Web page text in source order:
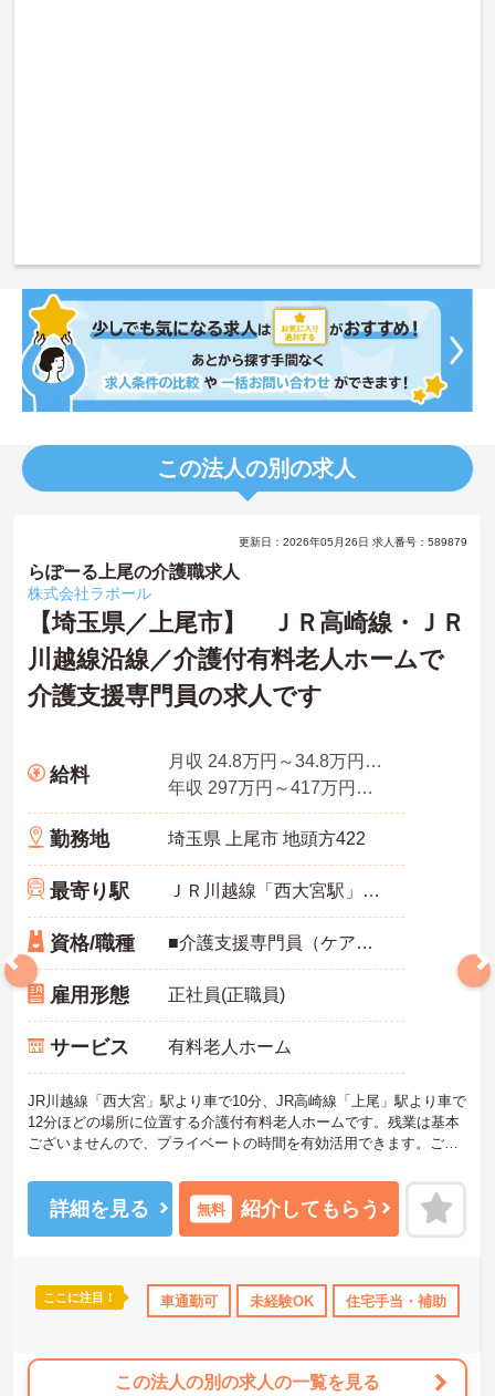
この法人の別の求人
休日110日以上 産休･育休･介護休暇取得実績あり 高収入
更新日：2026年05月26日 求人番号：589879
らぽーる上尾の介護職求人
株式会社ラポール
【埼玉県／上尾市】 ＪＲ高崎線・ＪＲ
川越線沿線／介護付有料老人ホームで
介護支援専門員の求人です
給料
月収 24.8万円～34.8万円程度（諸手当込）
年収 297万円～417万円＋賞与
勤務地 埼玉県 上尾市 地頭方422
最寄り駅 ＪＲ川越線「西大宮駅」バス・車10分
資格/職種 ■介護支援専門員（ケアマネジャー）資格 ■普通自動車免許（AT限定可）
雇用形態 正社員(正職員)
サービス 有料老人ホーム
JR川越線「西大宮」駅より車で10分、JR高崎線「上尾」駅より車で
12分ほどの場所に位置する介護付有料老人ホームです。残業は基本
ございませんので、プライベートの時間を有効活用できます。ご興
ますのでお気軽にご相談ください。
詳細を見る 無料 紹介してもらう
ここに注目！ 車通勤可 未経験OK 住宅手当・補助
この法人の別の求人の一覧を見る